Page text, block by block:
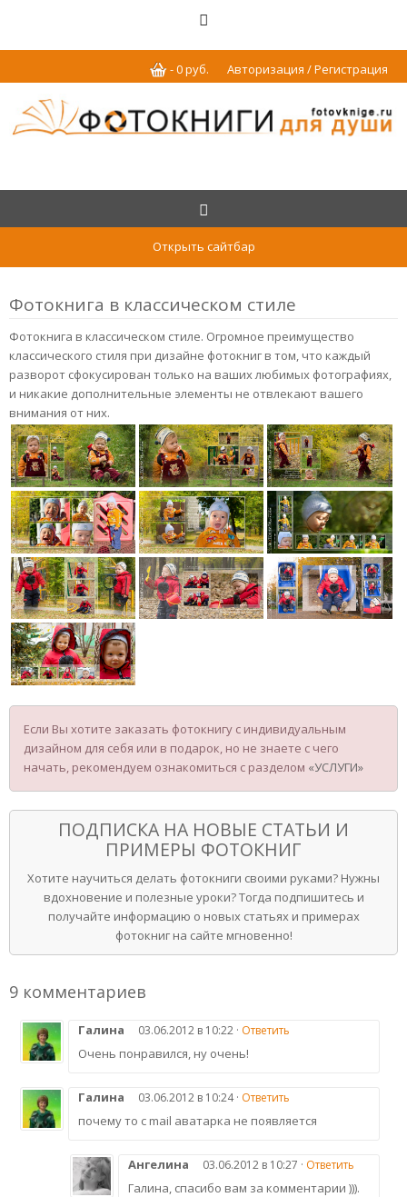
Авторизация / Регистрация
-0руб.
Открыть сайтбар
Фотокнига в классическом стиле
Фотокнига в классическом стиле. Огромное преимущество
классического стиля при дизайне фотокниг в том, что каждый
разворот сфокусирован только на ваших любимых фотографиях,
и никакие дополнительные элементы не отвлекают вашего
внимания от них.
Если Вы хотите заказать фотокнигу с индивидуальным
дизайном для себя или в подарок, но не знаете с чего
начать, рекомендуем ознакомиться с разделом «УСЛУГИ»
ПОДПИСКА НА НОВЫЕ СТАТЬИ И
ПРИМЕРЫ ФОТОКНИГ
Хотите научиться делать фотокниги своими руками? Нужны
вдохновение и полезные уроки? Тогда подпишитесь и
получайте информацию о новых статьях и примерах
фотокниг на сайте мгновенно!
9 комментариев
Галина 03.06.2012 в 10:22 · Ответить
Очень понравился, ну очень!
Галина 03.06.2012 в 10:24 · Ответить
почему то с mail аватарка не появляется
Ангелина 03.06.2012 в 10:27 · Ответить
Галина, спасибо вам за комментарии ))).